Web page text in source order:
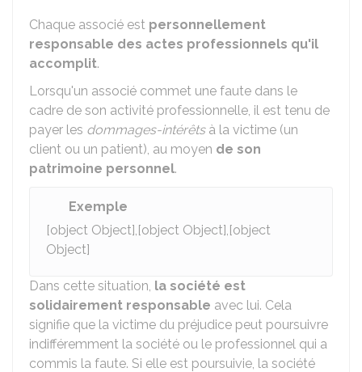
Chaque associé est personnellement
responsable des actes professionnels qu'il
accomplit.
Lorsqu'un associé commet une faute dans le
cadre de son activité professionnelle, il est tenu de
payer les dommages-intérêtsà la victime (un
client ou un patient), au moyen de son
patrimoine personnel.
Exemple
[object Object],[object Object],[object
Object]
Dans cette situation, la société est
solidairement responsable avec lui. Cela
signifie que la victime du préjudice peut poursuivre
indifféremment la société ou le professionnel qui a
commis la faute. Si elle est poursuivie, la société